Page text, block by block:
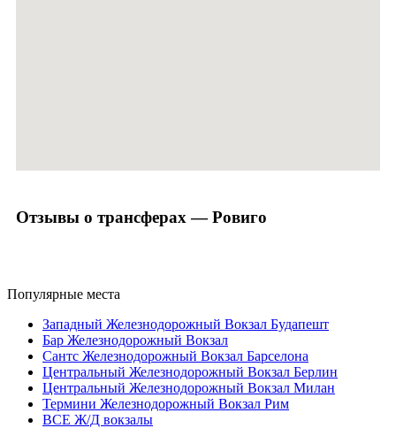
Отзывы о трансферах — Ровиго
Популярные места
Западный Железнодорожный Вокзал Будапешт
Бар Железнодорожный Вокзал
Сантс Железнодорожный Вокзал Барселона
Центральный Железнодорожный Вокзал Берлин
Центральный Железнодорожный Вокзал Милан
Термини Железнодорожный Вокзал Рим
ВСЕ Ж/Д вокзалы